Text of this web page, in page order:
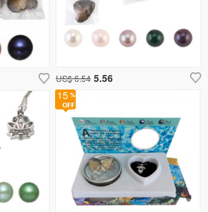
US$ 6.54 5.56
15